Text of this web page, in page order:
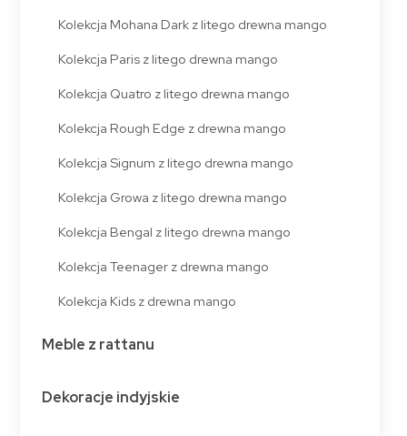
Kolekcja Mohana Dark z litego drewna mango
Kolekcja Paris z litego drewna mango
Kolekcja Quatro z litego drewna mango
Kolekcja Rough Edge z drewna mango
Kolekcja Signum z litego drewna mango
Kolekcja Growa z litego drewna mango
Kolekcja Bengal z litego drewna mango
Kolekcja Teenager z drewna mango
Kolekcja Kids z drewna mango
Meble z rattanu
Dekoracje indyjskie